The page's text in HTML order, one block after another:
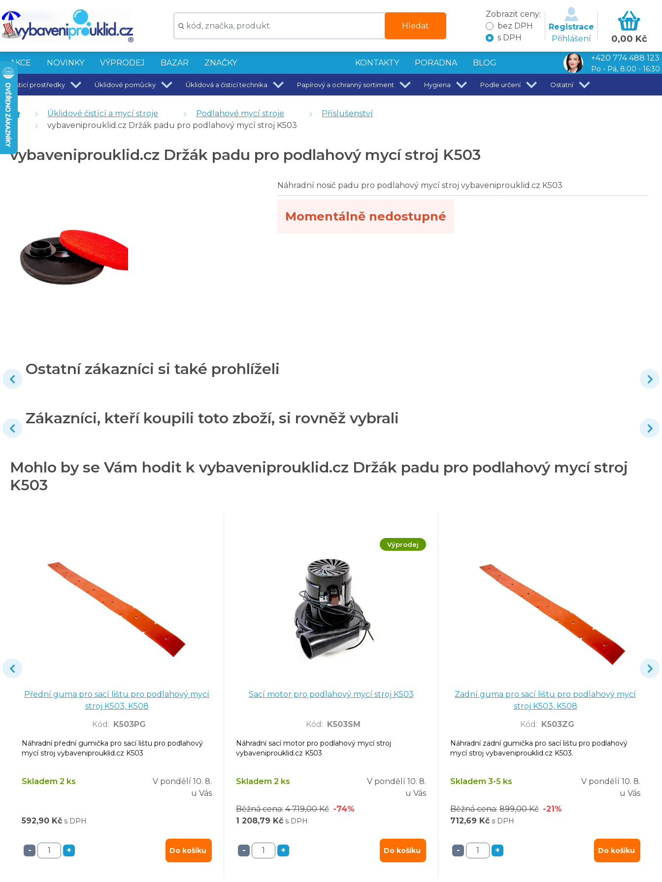
Hledat
Zobrazit ceny:
bez DPH
s DPH
Registrace
Přihlášení
0,00 Kč
AKCE NOVINKY VÝPRODEJ BAZAR ZNAČKY KONTAKTY PORADNA BLOG
+420 774 488 123
Po - Pá, 8:00 - 16:30
Čisticí prostředky Úklidové pomůcky Úklidová a čisticí technika Papírový a ochranný sortiment Hygiena Podle určení Ostatní
Kabel s koncovkami pro podlahový mycí stroj K503
Přední guma pro sací lištu pro podlahový mycí stroj K503, K508
Sací motor pro podlahový mycí stroj K503
Zadní guma pro sací lištu pro podlahový mycí stroj K503, K508
Úklidové čistící a mycí stroje Podlahové mycí stroje
Příslušenství
vybaveniprouklid.cz Držák padu pro podlahový mycí stroj K503
vybaveniprouklid.cz Držák padu pro podlahový mycí stroj K503
Náhradní nosič padu pro podlahový mycí stroj vybaveniprouklid.cz K503
Momentálně nedostupné
Ostatní zákazníci si také prohlíželi
Zákazníci, kteří koupili toto zboží, si rovněž vybrali
Mohlo by se Vám hodit k vybaveniprouklid.cz Držák padu pro podlahový mycí stroj
K503
Přední guma pro sací lištu pro podlahový mycí
stroj K503, K508
Kód : K503PG
Náhradní přední gumička pro sací lištu pro podlahový
mycí stroj vybaveniprouklid.cz K503
Skladem 2 ks V pondělí 10. 8.
u Vás
592,90 Kč s DPH
- + Do košíku
Výprodej
Sací motor pro podlahový mycí stroj K503
Kód : K503SM
Náhradní sací motor pro podlahový mycí stroj
vybaveniprouklid.cz K503
Skladem 2 ks V pondělí 10. 8.
u Vás
Běžná cena: 4 719,00 Kč -74%
1 208,79 Kč s DPH
- + Do košíku
Zadní guma pro sací lištu pro podlahový mycí
stroj K503, K508
Kód : K503ZG
Náhradní zadní gumička pro sací lištu pro podlahový
mycí stroj vybaveniprouklid.cz K503.
Skladem 3-5 ks V pondělí 10. 8.
u Vás
Běžná cena: 899,00 Kč -21%
712,69 Kč s DPH
- + Do košíku